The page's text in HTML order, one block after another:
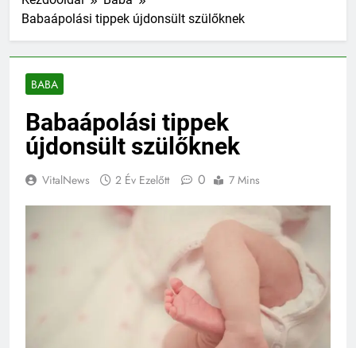
Babaápolási tippek újdonsült szülőknek
BABA
Babaápolási tippek
újdonsült szülőknek
VitalNews 2 Év Ezelőtt 0 7 Mins